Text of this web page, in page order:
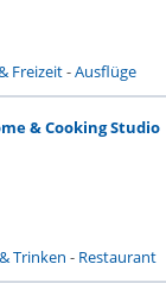
Freizeit-Ausflüge
& Cooking Studio
Trinken - Restaurant